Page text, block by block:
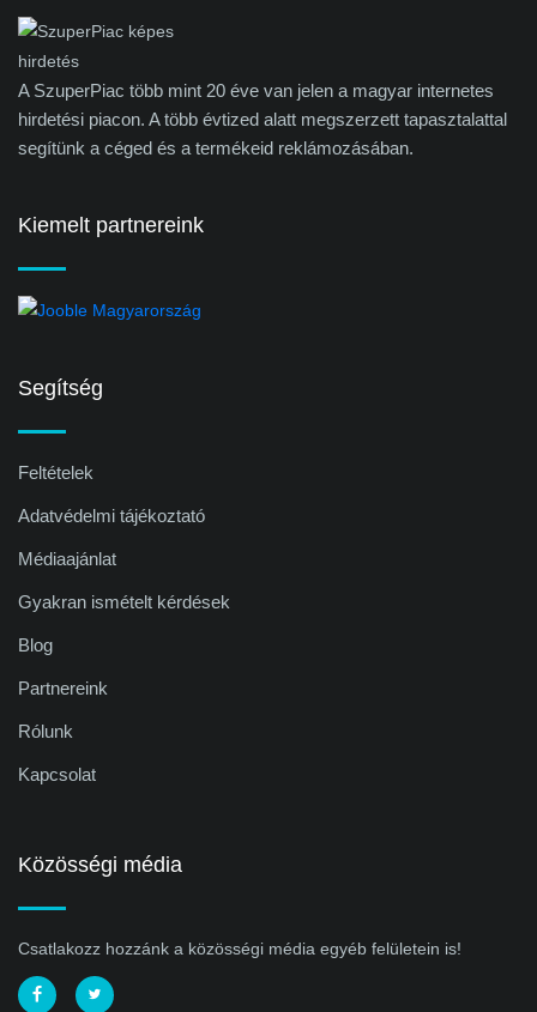
A SzuperPiac több mint 20 éve van jelen a magyar internetes
hirdetési piacon. A több évtized alatt megszerzett tapasztalattal
segítünk a céged és a termékeid reklámozásában.
Kiemelt partnereink
Segítség
Feltételek
Adatvédelmi tájékoztató
Médiaajánlat
Gyakran ismételt kérdések
Blog
Partnereink
Rólunk
Kapcsolat
Közösségi média
Csatlakozz hozzánk a közösségi média egyéb felületein is!